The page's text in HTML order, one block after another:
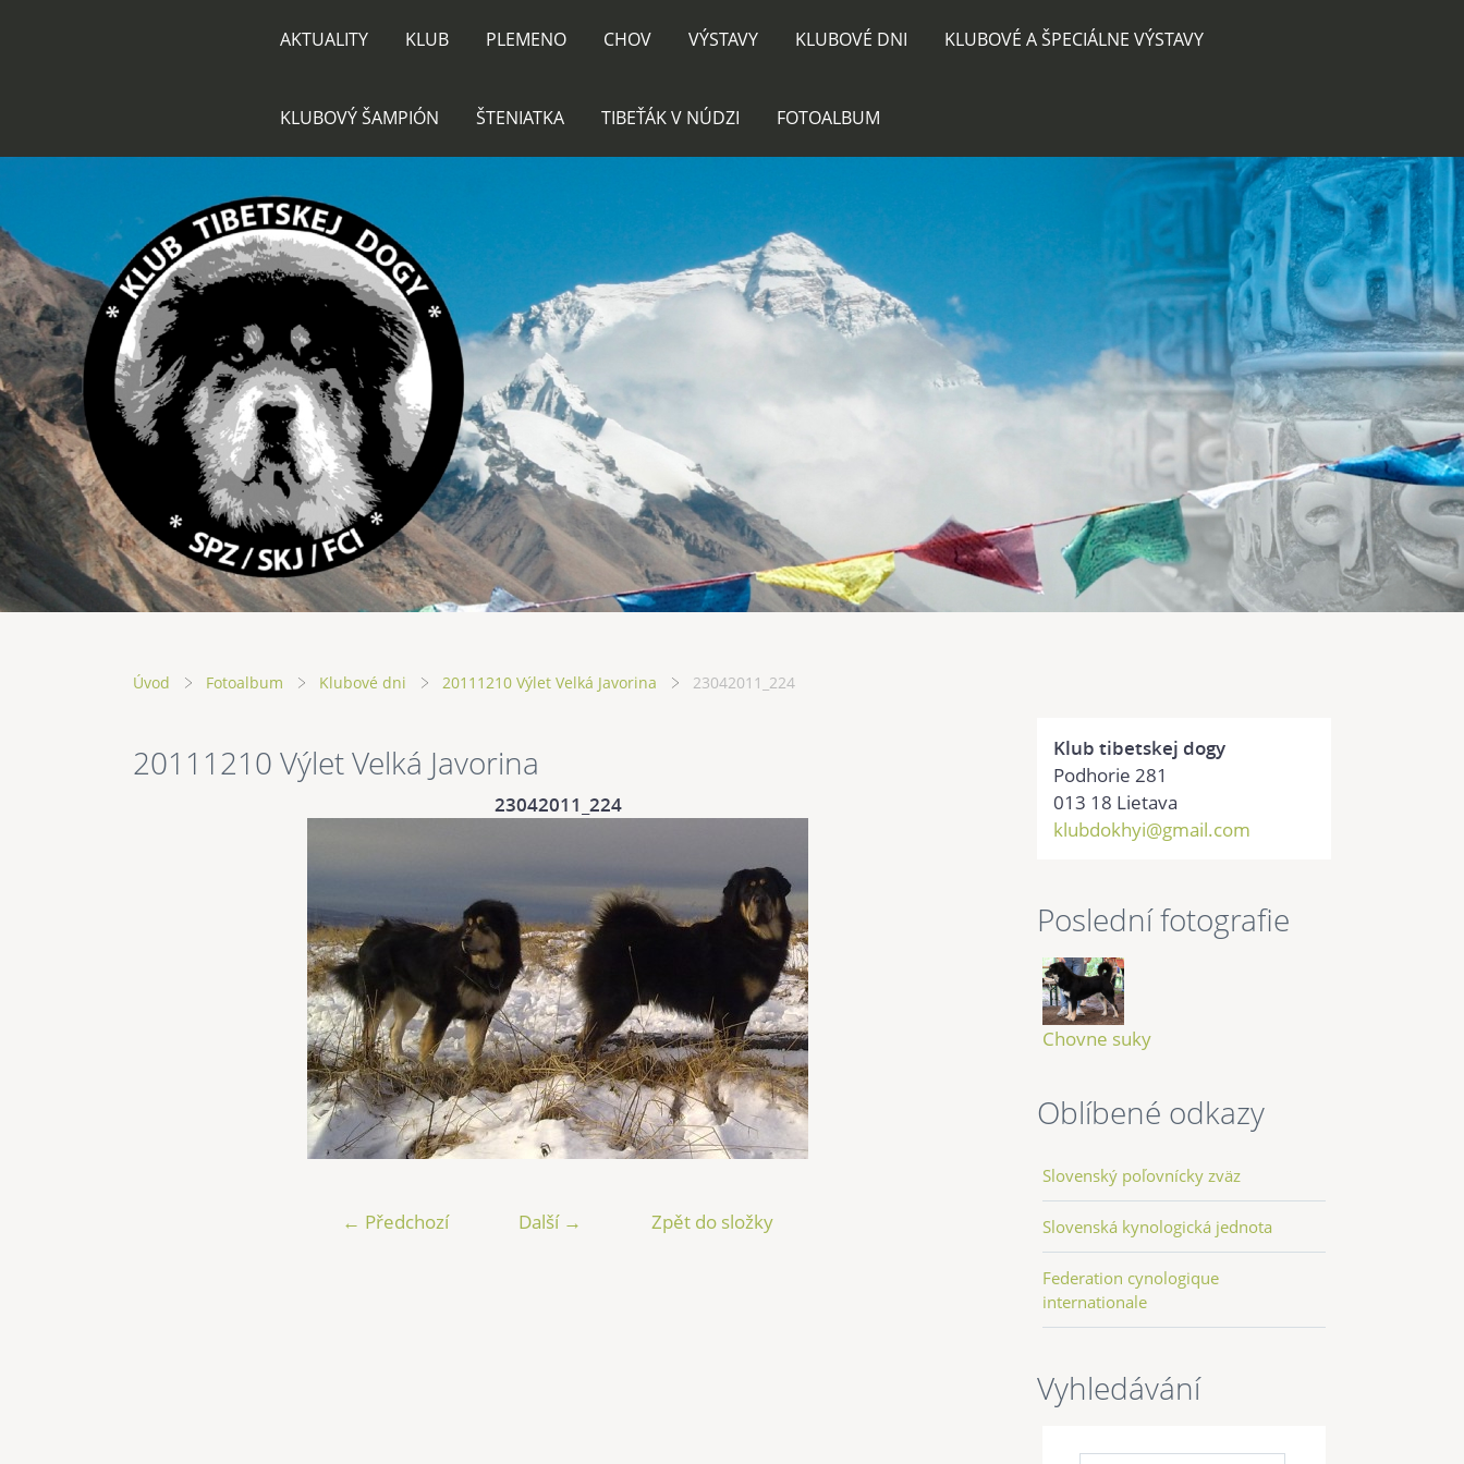
AKTUALITY KLUB PLEMENO CHOV VÝSTAVY KLUBOVÉ DNI KLUBOVÉ A ŠPECIÁLNE VÝSTAVY
KLUBOVÝ ŠAMPIÓN ŠTENIATKA TIBEŤÁK V NÚDZI FOTOALBUM
Úvod Fotoalbum Klubové dni 20111210 Výlet Velká Javorina 23042011_224
20111210 Výlet Velká Javorina
23042011_224
← Předchozí Další → Zpět do složky
Klub tibetskej dogy
Podhorie 281
013 18 Lietava
klubdokhyi@gmail.com
Poslední fotografie
Chovne suky
Oblíbené odkazy
Slovenský poľovnícky zväz
Slovenská kynologická jednota
Federation cynologique
internationale
Vyhledávání